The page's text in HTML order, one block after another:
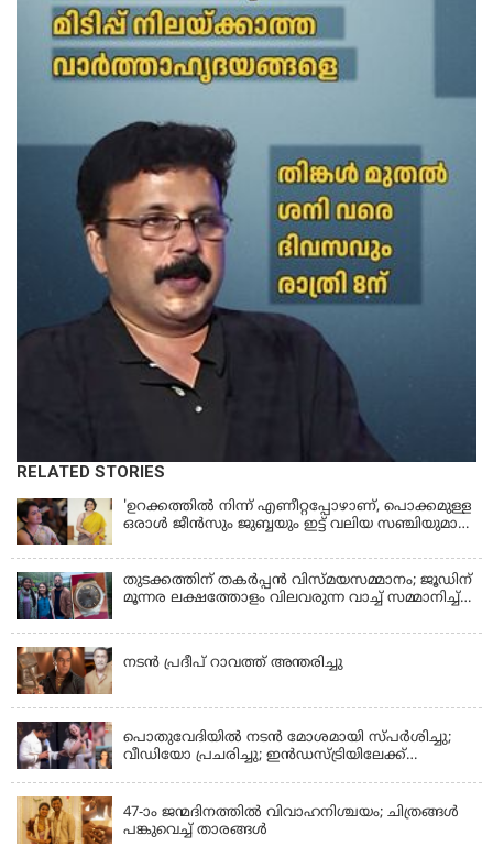
RELATED STORIES
'ഉറക്കത്തിൽ നിന്ന് എണീറ്റപ്പോഴാണ്, പൊക്കമുള്ള
ഒരാൾ ജീൻസും ജുബ്ബയും ഇട്ട് വലിയ സഞ്ചിയുമായി
മരിച്ചുപോയെന്ന് പറഞ്ഞു; ആത്മാക്കളെ കണ്ടിട്ടു
ഉണ്ടെന്ന് നടി ലെന
തുടക്കത്തിന് തകർപ്പൻ വിസ്മയസമ്മാനം; ജൂഡിന്
മൂന്നര ലക്ഷത്തോളം വിലവരുന്ന വാച്ച് സമ്മാനിച്ച്
നടൻ പ്രദീപ് റാവത്ത് അന്തരിച്ചു
പൊതുവേദിയില്‍ നടന്‍ മോശമായി സ്പര്‍ശിച്ചു;
വീഡിയോ പ്രചരിച്ചു; ഇന്‍ഡസ്ട്രിയിലേക്ക്
47-ാം ജന്മദിനത്തിൽ വിവാഹനിശ്ചയം; ചിത്രങ്ങള്‍
പങ്കുവെച്ച് താരങ്ങൾ